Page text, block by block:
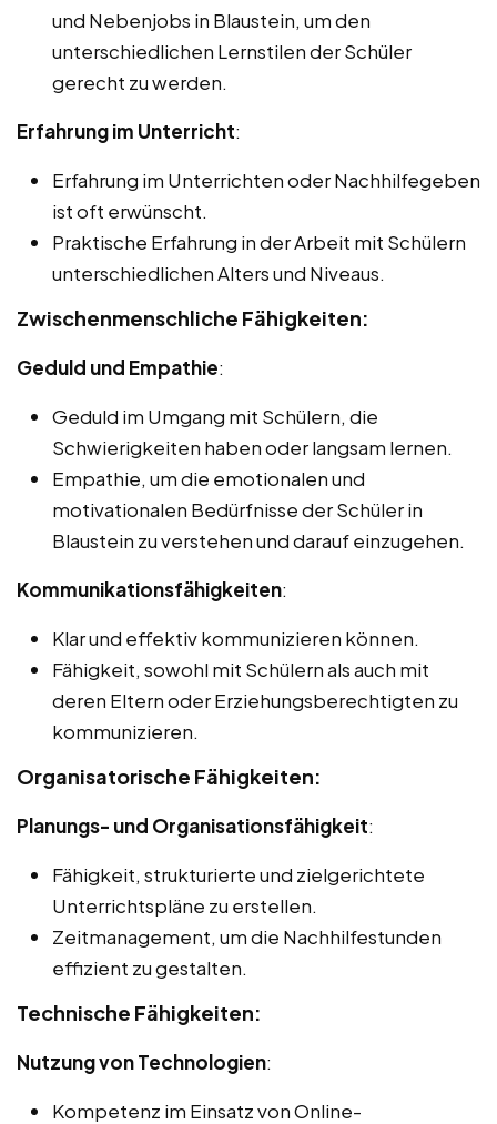
und Nebenjobs in Blaustein, um den
unterschiedlichen Lernstilen der Schüler
gerecht zu werden.
Erfahrung im Unterricht:
Erfahrung im Unterrichten oder Nachhilfegeben
ist oft erwünscht.
Praktische Erfahrung in der Arbeit mit Schülern
unterschiedlichen Alters und Niveaus.
Zwischenmenschliche Fähigkeiten:
Geduld und Empathie:
Geduld im Umgang mit Schülern, die
Schwierigkeiten haben oder langsam lernen.
Empathie, um die emotionalen und
motivationalen Bedürfnisse der Schüler in
Blaustein zu verstehen und darauf einzugehen.
Kommunikationsfähigkeiten:
Klar und effektiv kommunizieren können.
Fähigkeit, sowohl mit Schülern als auch mit
deren Eltern oder Erziehungsberechtigten zu
kommunizieren.
Organisatorische Fähigkeiten:
Planungs- und Organisationsfähigkeit:
Fähigkeit, strukturierte und zielgerichtete
Unterrichtspläne zu erstellen.
Zeitmanagement, um die Nachhilfestunden
effizient zu gestalten.
Technische Fähigkeiten:
Nutzung von Technologien:
Kompetenz im Einsatz von Online-